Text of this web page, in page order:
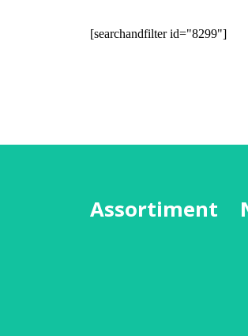
[searchandfilter id="8299"]
Assortiment